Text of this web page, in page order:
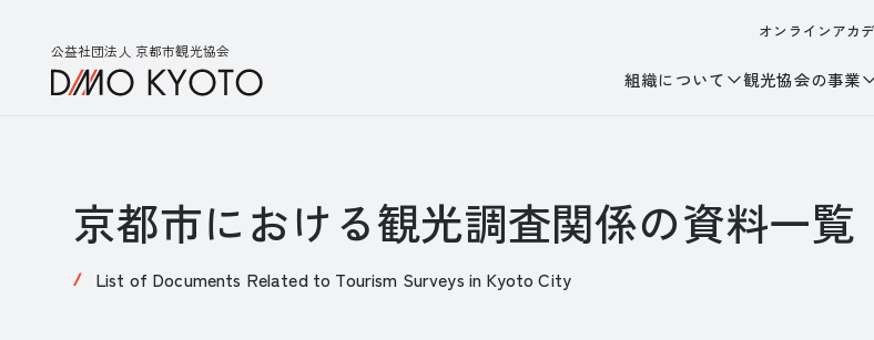
オンラインアカ
公益社団法人 京都市観光協会
組織について 観光協会の事業
京都市における観光調査関係の資料一覧
List of Documents Related to Tourism Surveys in Kyoto City